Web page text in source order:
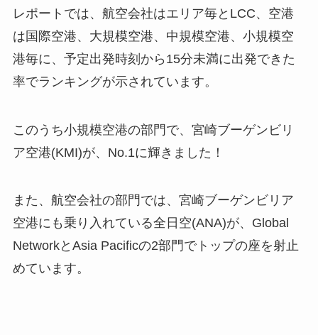
レポートでは、航空会社はエリア毎とLCC、空港
は国際空港、大規模空港、中規模空港、小規模空
港毎に、予定出発時刻から15分未満に出発できた
率でランキングが示されています。
このうち小規模空港の部門で、宮崎ブーゲンビリ
ア空港(KMI)が、No.1に輝きました！
また、航空会社の部門では、宮崎ブーゲンビリア
空港にも乗り入れている全日空(ANA)が、Global
NetworkとAsia Pacificの2部門でトップの座を射止
めています。